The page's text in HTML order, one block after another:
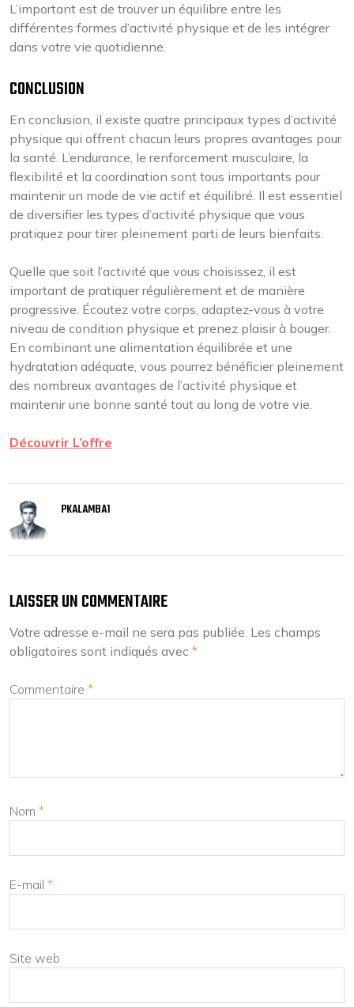
L’important est de trouver un équilibre entre les
différentes formes d’activité physique et de les intégrer
dans votre vie quotidienne.
CONCLUSION
En conclusion, il existe quatre principaux types d’activité
physique qui offrent chacun leurs propres avantages pour
la santé. L’endurance, le renforcement musculaire, la
flexibilité et la coordination sont tous importants pour
maintenir un mode de vie actif et équilibré. Il est essentiel
de diversifier les types d’activité physique que vous
pratiquez pour tirer pleinement parti de leurs bienfaits.
Quelle que soit l’activité que vous choisissez, il est
important de pratiquer régulièrement et de manière
progressive. Écoutez votre corps, adaptez-vous à votre
niveau de condition physique et prenez plaisir à bouger.
En combinant une alimentation équilibrée et une
hydratation adéquate, vous pourrez bénéficier pleinement
des nombreux avantages de l’activité physique et
maintenir une bonne santé tout au long de votre vie.
Découvrir L’offre
PKALAMBA1
LAISSER UN COMMENTAIRE
Votre adresse e-mail ne sera pas publiée. Les champs
obligatoires sont indiqués avec *
Commentaire *
Nom *
E-mail *
Site web